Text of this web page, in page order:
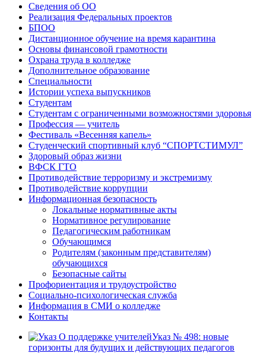
Сведения об ОО
Реализация Федеральных проектов
БПОО
Дистанционное обучение на время карантина
Основы финансовой грамотности
Охрана труда в колледже
Дополнительное образование
Специальности
Истории успеха выпускников
Студентам
Студентам с ограниченными возможностями здоровья
Профессия — учитель
Фестиваль «Весенняя капель»
Студенческий спортивный клуб “СПОРТСТИМУЛ”
Здоровый образ жизни
ВФСК ГТО
Противодействие терроризму и экстремизму
Противодействие коррупции
Информационная безопасность
Локальные нормативные акты
Нормативное регулирование
Педагогическим работникам
Обучающимся
Родителям (законным представителям)
обучающихся
Безопасные сайты
Профориентация и трудоустройство
Социально-психологическая служба
Информация в СМИ о колледже
Контакты
Указ № 498: новые
горизонты для будущих и действующих педагогов